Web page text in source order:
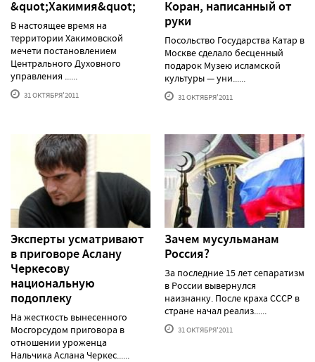
&quot;Хакимия&quot;
В настоящее время на
территории Хакимовской
мечети постановлением
Центрального Духовного
управления ......
31 ОКТЯБРЯ'2011
Коран, написанный от
руки
Посольство Государства Катар в
Москве сделало бесценный
подарок Музею исламской
культуры — уни......
31 ОКТЯБРЯ'2011
Эксперты усматривают
в приговоре Аслану
Черкесову
национальную
подоплеку
На жесткость вынесенного
Мосгорсудом приговора в
отношении уроженца
Нальчика Аслана Черкес......
Зачем мусульманам
Россия?
За последние 15 лет сепаратизм
в России вывернулся
наизнанку. После краха СССР в
стране начал реализ......
31 ОКТЯБРЯ'2011